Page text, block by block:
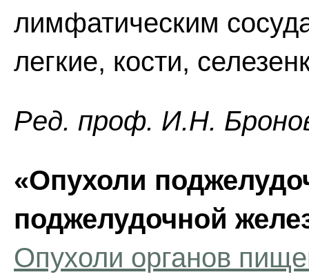
лимфатическим
легкие, кости,
Ред. проф. И.Н.
«Опухоли
поджелудочной
Опухоли органов